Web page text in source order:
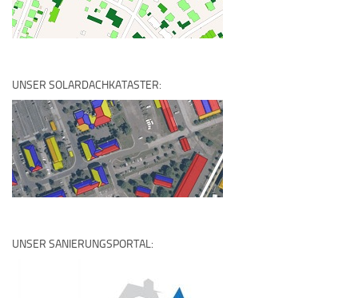
UNSER SOLARDACHKATASTER:
UNSER SANIERUNGSPORTAL: